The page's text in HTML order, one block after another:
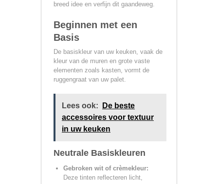
breed idee en verfijn dit gaandeweg.
Beginnen met een
Basis
De basiskleur van uw keuken, vaak de
kleur van de muren en grote vaste
elementen zoals kasten, vormt de
ruggengraat van uw palet.
Lees ook:
De beste
accessoires voor textuur
in uw keuken
Neutrale Basiskleuren
Gebroken wit of crèmekleur:
Deze tinten reflecteren licht,